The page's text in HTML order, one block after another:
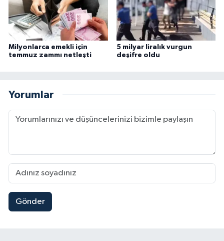
Milyonlarca emekli için
temmuz zammı netleşti
5 milyar liralık vurgun
deşifre oldu
Yorumlar
Gönder